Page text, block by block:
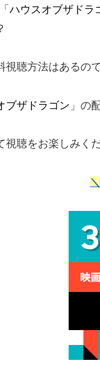
ハウスオブザドラ
視聴方法はあるの
ブザドラゴン 」の
聴をお楽しみくだ